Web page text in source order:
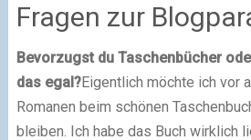
Fragen zur
Bevorzugst du Taschenbücher
das egal?Eigentlich möchte ich vor
Romanen beim schönen
bleiben. Ich habe das Buch wirklich